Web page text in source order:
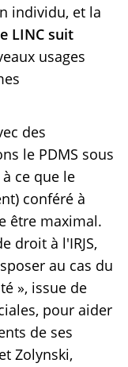
individu, et la
LINC suit
usages
des
le PDMS sous
ce que le
conféré à
être maximal.
droit à l'IRJS,
au cas du
», issue de
pour aider
de ses
Zolynski,